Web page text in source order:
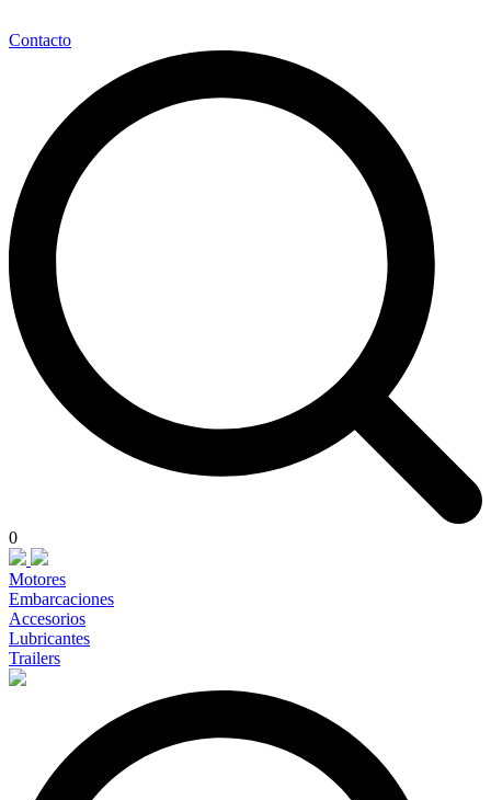
Contacto
0
Motores
Embarcaciones
Accesorios
Lubricantes
Trailers